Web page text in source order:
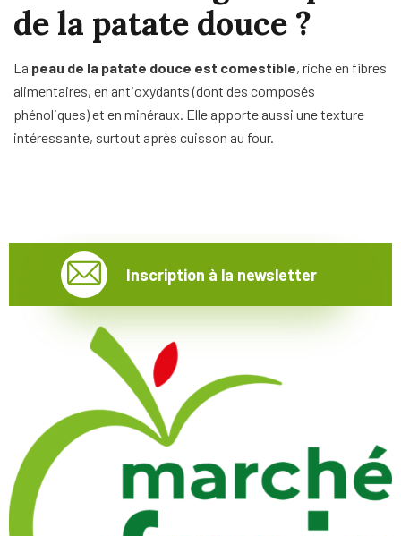
de la patate douce ?
La peau de la patate douce est comestible, riche en fibres
alimentaires, en antioxydants (dont des composés
phénoliques) et en minéraux. Elle apporte aussi une texture
intéressante, surtout après cuisson au four.
Inscription à la newsletter